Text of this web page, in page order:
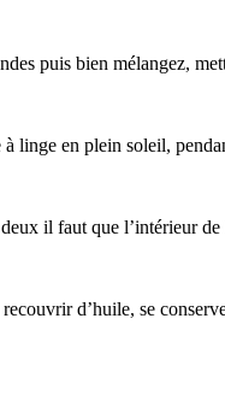
puis bien mélangez,
linge en plein soleil,
il faut que l’intérieur de
d’huile, se